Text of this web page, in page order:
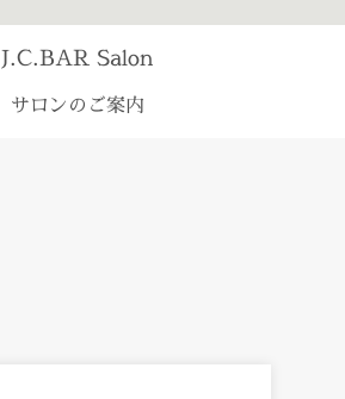
J.C.BAR Salon
サロンのご案内